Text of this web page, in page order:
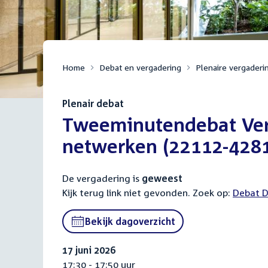
Home Debat en vergadering Plenaire
Plenair debat
:Tweeminutendebat
netwerken (22112-
De vergadering is geweest
Kijk terug link niet gevonden. Zoek op: External
Debat
Bekijk dagoverzicht
17 juni 2026
17:30 - 17:50 uur